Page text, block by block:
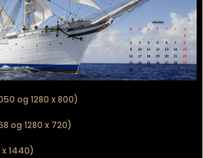
og 1280 x 800)
og 1280 x 720)
1440)